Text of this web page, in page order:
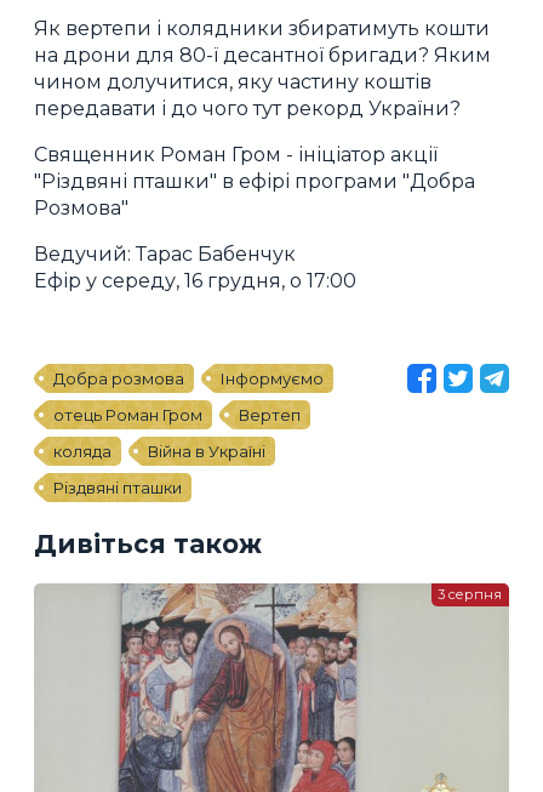
Як вертепи і колядники збиратимуть кошти
на дрони для 80-ї десантної бригади? Яким
чином долучитися, яку частину коштів
передавати і до чого тут рекорд України?
Священник Роман Гром - ініціатор акції
"Різдвяні пташки" в ефірі програми "Добра
Розмова"
Ведучий: Тарас Бабенчук
Ефір у середу, 16 грудня, о 17:00
Добра розмова
Інформуємо
отець Роман Гром
Вертеп
коляда
Війна в Україні
Різдвяні пташки
Дивіться також
3 серпня